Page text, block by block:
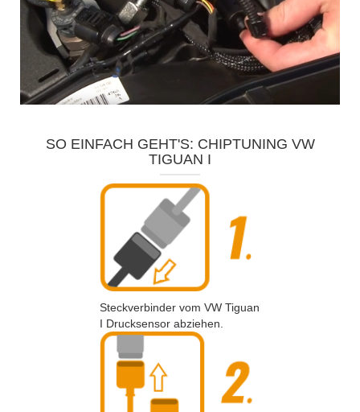
SO EINFACH GEHT'S: CHIPTUNING VW
TIGUAN I
Steckverbinder vom VW Tiguan
I Drucksensor abziehen.